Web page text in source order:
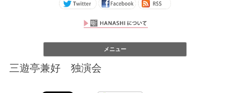
メニュー
三遊亭兼好 独演会